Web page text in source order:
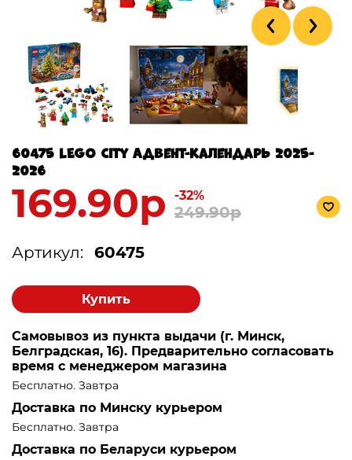
60475 LEGO City Адвент-календарь 2025-
2026
169.90р -32%
249.90р
Артикул: 60475
Купить
Самовывоз из пункта выдачи (г. Минск,
Белградская, 16). Предварительно согласовать
время с менеджером магазина
Бесплатно. Завтра
Доставка по Минску курьером
Бесплатно. Завтра
Доставка по Беларуси курьером